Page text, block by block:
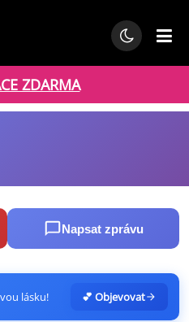
ZDARMA
Napsat zprávu
lásku! 💕 Objevovat